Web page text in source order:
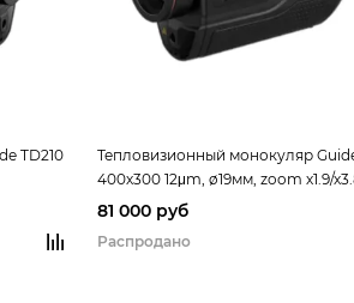
TD210
Тепловизионный монокуляр
400х300 12μm, ø19мм, zoom х1.9/
ЛЦУ, WiFi, до 7ч, обнаружение
81 000 руб
Распродано